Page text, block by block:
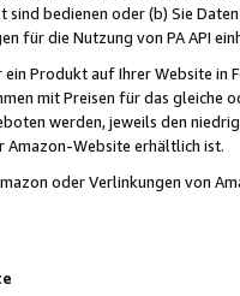
bedienen oder (b) Sie
für die Nutzung von PA API
Produkt auf Ihrer Website
mit Preisen für das
werden, jeweils den
Amazon-Website erhältlich ist.
oder Verlinkungen von